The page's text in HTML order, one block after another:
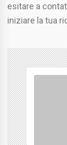
esitare a
iniziare la tua